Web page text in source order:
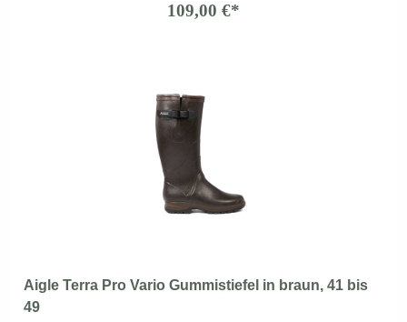
109,00 €*
Aigle Terra Pro Vario Gummistiefel in braun, 41 bis
49